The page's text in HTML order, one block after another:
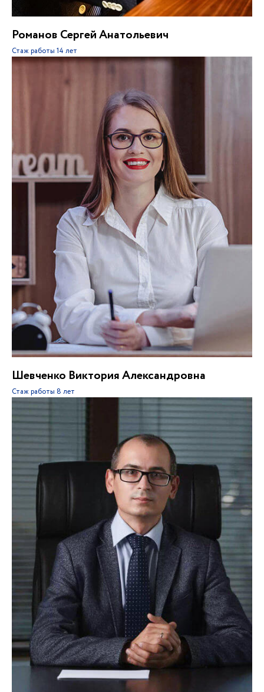
Романов Сергей Анатольевич
Стаж работы 14 лет
Шевченко Виктория Александровна
Стаж работы 8 лет